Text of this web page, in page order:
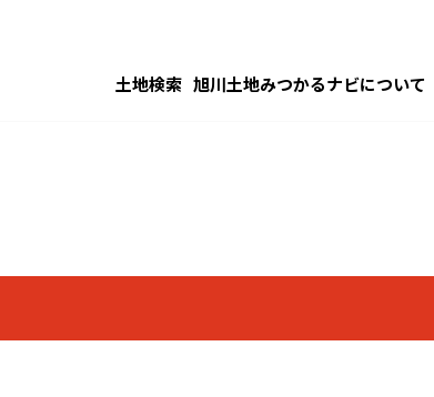
土地検索 旭川土地みつかるナビについて